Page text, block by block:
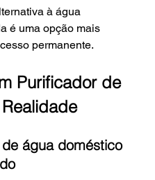
à água
é uma opção mais
permanente.
Purificador de
água doméstico